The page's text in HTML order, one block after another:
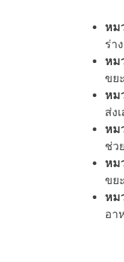
หม
ร่า
หม
ขย
หม
ส่ง
หม
ช่ว
หม
ขย
หม
อา